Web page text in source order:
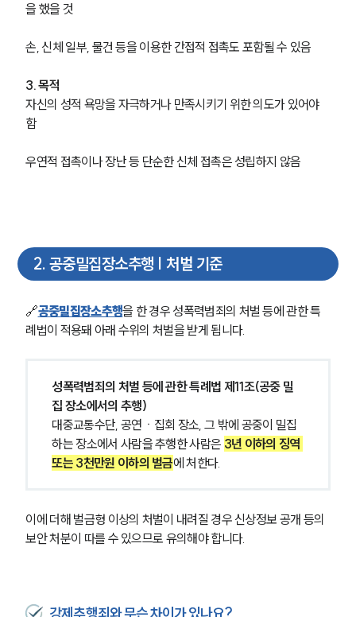
을 했을 것
손, 신체 일부, 물건 등을 이용한 간접적 접촉도 포함될 수 있음
3. 목적
자신의 성적 욕망을 자극하거나 만족시키기 위한 의도가 있어야
함
우연적 접촉이나 장난 등 단순한 신체 접촉은 성립하지 않음
2. 공중밀집장소추행 | 처벌 기준
🔗공중밀집장소추행을 한 경우 성폭력범죄의 처벌 등에 관한 특
례법이 적용돼 아래 수위의 처벌을 받게 됩니다.
성폭력범죄의 처벌 등에 관한 특례법 제11조(공중 밀
집 장소에서의 추행)
대중교통수단, 공연ㆍ집회 장소, 그 밖에 공중이 밀집
하는 장소에서 사람을 추행한 사람은 3년 이하의 징역
또는 3천만원 이하의 벌금에 처한다.
이에 더해 벌금형 이상의 처벌이 내려질 경우 신상정보 공개 등의
보안 처분이 따를 수 있으므로 유의해야 합니다.
강제추행죄와 무슨 차이가 있나요?